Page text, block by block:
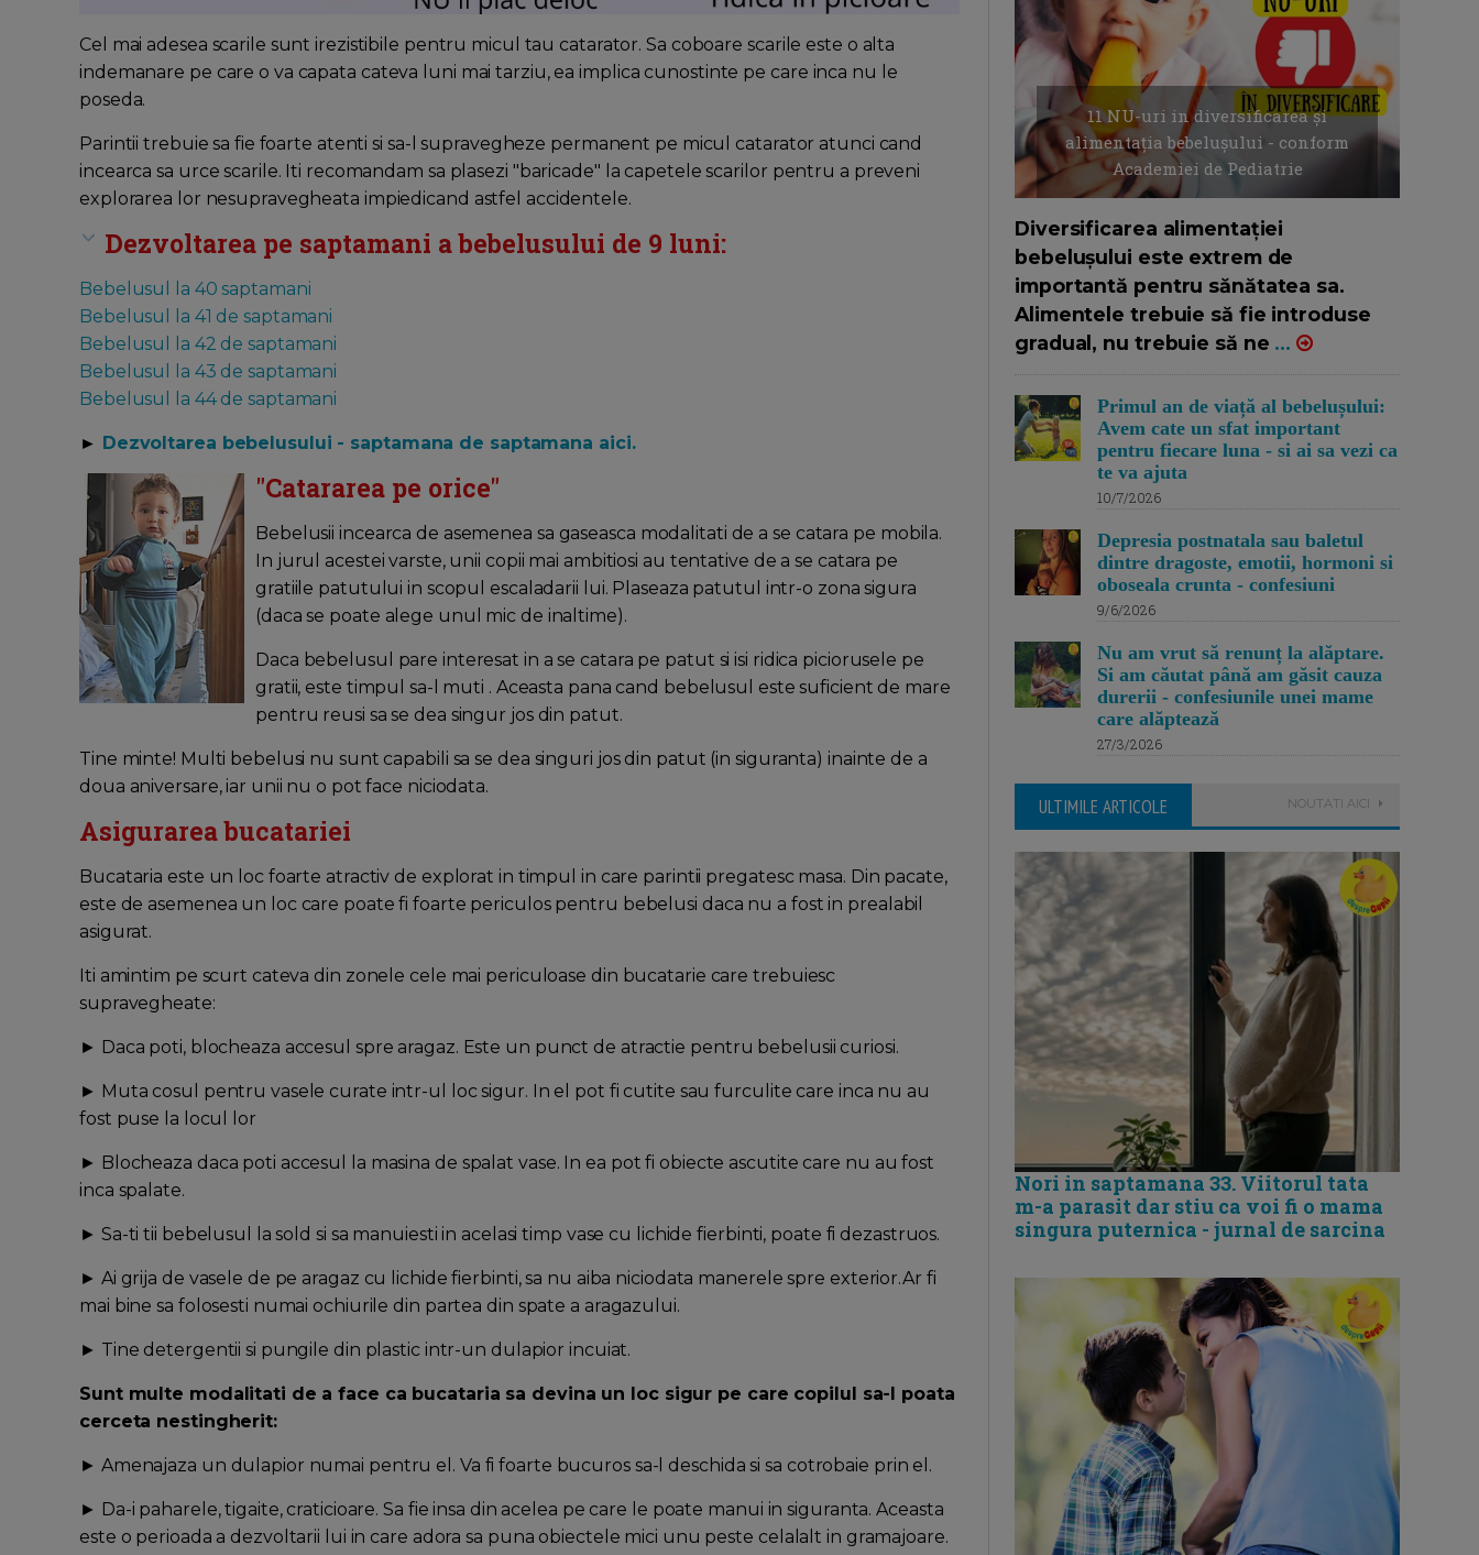
Cel mai adesea scarile sunt irezistibile pentru micul tau catarator. Sa coboare scarile este o alta
indemanare pe care o va capata cateva luni mai tarziu, ea implica cunostinte pe care inca nu le
poseda.
Parintii trebuie sa fie foarte atenti si sa-l supravegheze permanent pe micul catarator atunci cand
incearca sa urce scarile. Iti recomandam sa plasezi "baricade" la capetele scarilor pentru a preveni
explorarea lor nesupravegheata impiedicand astfel accidentele.
Dezvoltarea pe saptamani a bebelusului de 9 luni:
Bebelusul la 40 saptamani
Bebelusul la 41 de saptamani
Bebelusul la 42 de saptamani
Bebelusul la 43 de saptamani
Bebelusul la 44 de saptamani
► Dezvoltarea bebelusului - saptamana de saptamana aici.
"Catararea pe orice"
Bebelusii incearca de asemenea sa gaseasca modalitati de a se catara pe mobila.
In jurul acestei varste, unii copii mai ambitiosi au tentative de a se catara pe
gratiile patutului in scopul escaladarii lui. Plaseaza patutul intr-o zona sigura
(daca se poate alege unul mic de inaltime).
Daca bebelusul pare interesat in a se catara pe patut si isi ridica piciorusele pe
gratii, este timpul sa-l muti . Aceasta pana cand bebelusul este suficient de mare
pentru reusi sa se dea singur jos din patut.
Tine minte! Multi bebelusi nu sunt capabili sa se dea singuri jos din patut (in siguranta) inainte de a
doua aniversare, iar unii nu o pot face niciodata.
Asigurarea bucatariei
Bucataria este un loc foarte atractiv de explorat in timpul in care parintii pregatesc masa. Din pacate,
este de asemenea un loc care poate fi foarte periculos pentru bebelusi daca nu a fost in prealabil
asigurat.
Iti amintim pe scurt cateva din zonele cele mai periculoase din bucatarie care trebuiesc
supravegheate:
► Daca poti, blocheaza accesul spre aragaz. Este un punct de atractie pentru bebelusii curiosi.
► Muta cosul pentru vasele curate intr-ul loc sigur. In el pot fi cutite sau furculite care inca nu au
fost puse la locul lor
► Blocheaza daca poti accesul la masina de spalat vase. In ea pot fi obiecte ascutite care nu au fost
inca spalate.
► Sa-ti tii bebelusul la sold si sa manuiesti in acelasi timp vase cu lichide fierbinti, poate fi dezastruos.
► Ai grija de vasele de pe aragaz cu lichide fierbinti, sa nu aiba niciodata manerele spre exterior.Ar fi
mai bine sa folosesti numai ochiurile din partea din spate a aragazului.
► Tine detergentii si pungile din plastic intr-un dulapior incuiat.
Sunt multe modalitati de a face ca bucataria sa devina un loc sigur pe care copilul sa-l poata
cerceta nestingherit:
► Amenajaza un dulapior numai pentru el. Va fi foarte bucuros sa-l deschida si sa cotrobaie prin el.
► Da-i paharele, tigaite, craticioare. Sa fie insa din acelea pe care le poate manui in siguranta. Aceasta
este o perioada a dezvoltarii lui in care adora sa puna obiectele mici unu peste celalalt in gramajoare.
11 NU-uri in diversificarea și
alimentația bebelușului - conform
Academiei de Pediatrie
Diversificarea alimentației
bebelușului este extrem de
importantă pentru sănătatea sa.
Alimentele trebuie să fie introduse
gradual, nu trebuie să ne ...
Primul an de viață al bebelușului:
Avem cate un sfat important
pentru fiecare luna - si ai sa vezi ca
te va ajuta
10/7/2026
Depresia postnatala sau baletul
dintre dragoste, emotii, hormoni si
oboseala crunta - confesiuni
9/6/2026
Nu am vrut să renunț la alăptare.
Si am căutat până am găsit cauza
durerii - confesiunile unei mame
care alăptează
27/3/2026
ULTIMILE ARTICOLE NOUTATI AICI
Nori in saptamana 33. Viitorul tata
m-a parasit dar stiu ca voi fi o mama
singura puternica - jurnal de sarcina